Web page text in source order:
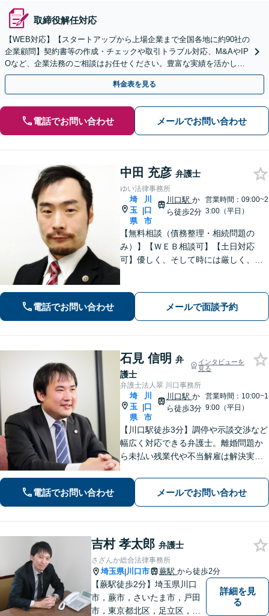
取締役解任対応
【WEB対応】【スタートアップから上場企業まで全国各地に約90社の
企業顧問】契約書等の作成・チェックや取引トラブル対応、M&AやIP
Oなど、企業法務のご相談はお任せください。豊富な実績を活かし的
確に対応を進めてまいります。
料金表を見る
電話でお問い合わせ メールでお問い合わせ
中田 充彦 弁護士
ゆい法律事務所
埼
玉
県
|
川
口
市
川口駅 か
ら徒歩2分
営業時間：09:00~2
3:00（平日）
【無料相談（債務整理・相続問題の
み）】【ＷＥＢ相談可】【土日対応
可】優しく、そして時には厳しく、依
電話でお問い合わせ メールで面談予約
石見 信明 弁
護士
インタビューを
見る
弁護士法人翠 川口事務所
埼
玉
県
|
川
口
市
川口駅 か
ら徒歩3分
営業時間：10:00~1
9:00（平日）
【川口駅徒歩3分】調停や示談交渉など
幅広く対応できる弁護士。離婚問題か
ら未払い残業代や不当解雇は解決実績
分の初回無料相談】労働問題委員会に
所属する弁護士です。お気軽にご相談
ください。
電話でお問い合わせ メールでお問い合わせ
吉村 孝太郎 弁護士
さざんか総合法律事務所
埼玉県|川口市 蕨駅 から徒歩2分
【蕨駅徒歩2分】埼玉県川口
市，蕨市，さいたま市，戸田
市，東京都北区，足立区，板
詳細を見
る